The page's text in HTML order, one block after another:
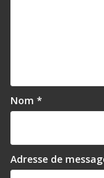
l
’
a
r
Nom *
Adresse de